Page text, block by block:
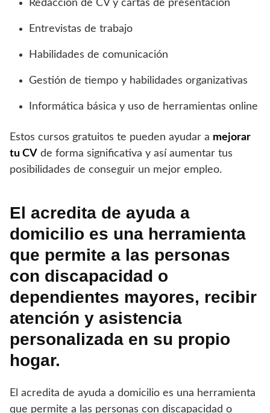
Redacción de CV y cartas de presentación
Entrevistas de trabajo
Habilidades de comunicación
Gestión de tiempo y habilidades organizativas
Informática básica y uso de herramientas online
Estos cursos gratuitos te pueden ayudar a mejorar
tu CV de forma significativa y así aumentar tus
posibilidades de conseguir un mejor empleo.
El acredita de ayuda a
domicilio es una herramienta
que permite a las personas
con discapacidad o
dependientes mayores, recibir
atención y asistencia
personalizada en su propio
hogar.
El acredita de ayuda a domicilio es una herramienta
que permite a las personas con discapacidad o